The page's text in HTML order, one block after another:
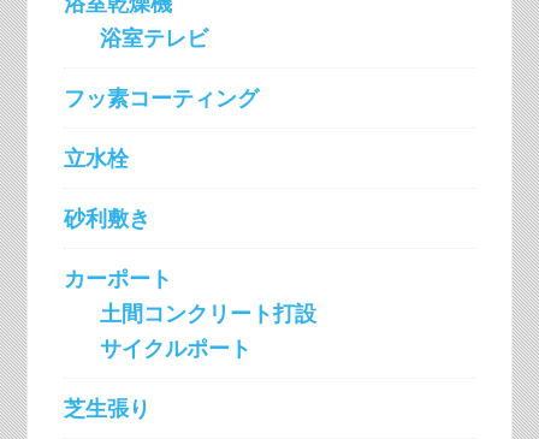
浴室テレビ
フッ素コーティング
立水栓
砂利敷き
カーポート
土間コンクリート打設
サイクルポート
芝生張り